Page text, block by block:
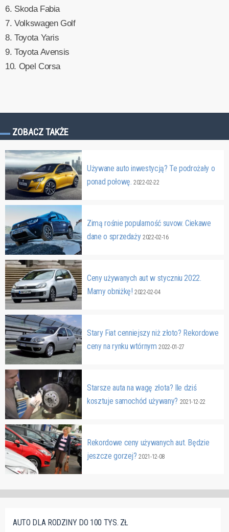
6. Skoda Fabia
7. Volkswagen Golf
8. Toyota Yaris
9. Toyota Avensis
10. Opel Corsa
ZOBACZ TAKŻE
Używane auto inwestycją? Te podrożały o
ponad połowę.2022-02-22
Zimą rośnie popularność suvow. Ciekawe
dane o sprzedaży2022-02-16
Ceny używanych aut w styczniu 2022.
Mamy obniżkę!2022-02-04
Stary Fiat cenniejszy niż złoto? Rekordowe
ceny na rynku wtórnym2022-01-27
Starsze auta na wagę złota? Ile dziś
kosztuje samochód używany? 2021-12-22
Rekordowe ceny używanych aut. Będzie
jeszcze gorzej?2021-12-08
AUTO DLA RODZINY DO 100 TYS. ZŁ